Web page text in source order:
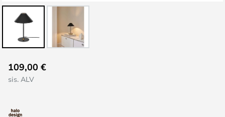
to
the
109,00 €
sis. ALV